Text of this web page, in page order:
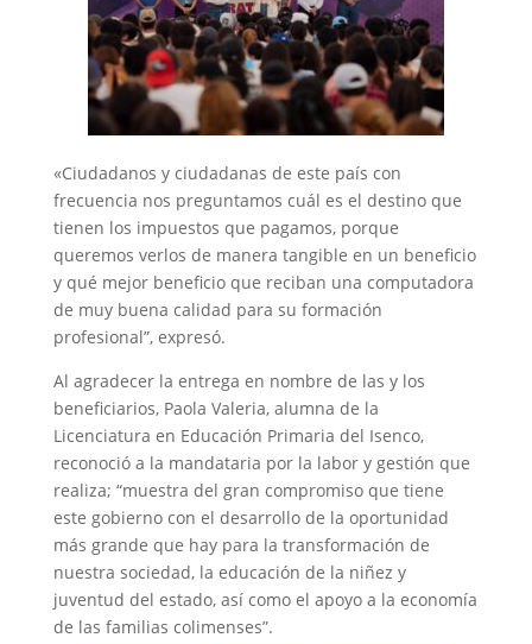
«Ciudadanos y ciudadanas de este país con
frecuencia nos preguntamos cuál es el destino que
tienen los impuestos que pagamos, porque
queremos verlos de manera tangible en un beneficio
y qué mejor beneficio que reciban una computadora
de muy buena calidad para su formación
profesional”, expresó.
Al agradecer la entrega en nombre de las y los
beneficiarios, Paola Valeria, alumna de la
Licenciatura en Educación Primaria del Isenco,
reconoció a la mandataria por la labor y gestión que
realiza; “muestra del gran compromiso que tiene
este gobierno con el desarrollo de la oportunidad
más grande que hay para la transformación de
nuestra sociedad, la educación de la niñez y
juventud del estado, así como el apoyo a la economía
de las familias colimenses”.